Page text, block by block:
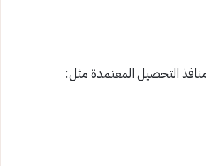
التحصيل المعتمدة مثل: